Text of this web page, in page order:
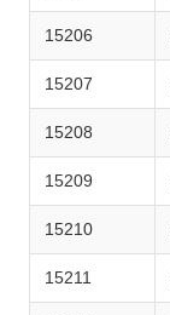
15206
15207
15208
15209
15210
15211